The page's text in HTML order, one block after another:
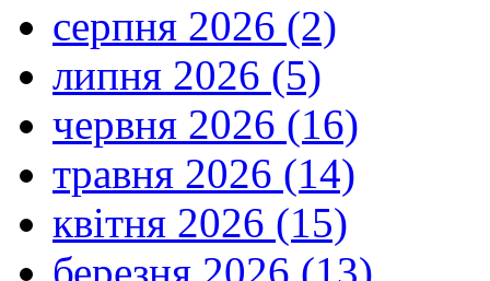
серпня 2026 (2)
липня 2026 (5)
червня 2026 (16)
травня 2026 (14)
квітня 2026 (15)
березня 2026 (13)